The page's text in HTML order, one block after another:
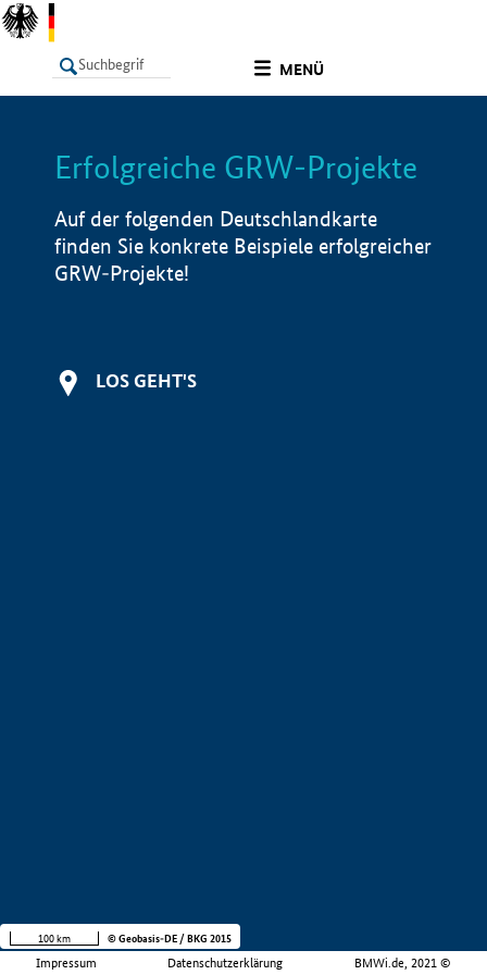
MENÜ
LISTE Info
Erfolgreiche GRW-Projekte
Auf der folgenden Deutschlandkarte
finden Sie konkrete Beispiele erfolgreicher
GRW-Projekte!
LOS GEHT'S
Impressum Datenschutzerklärung BMWi.de, 2021 ©
100 km © Geobasis-DE / BKG 2015